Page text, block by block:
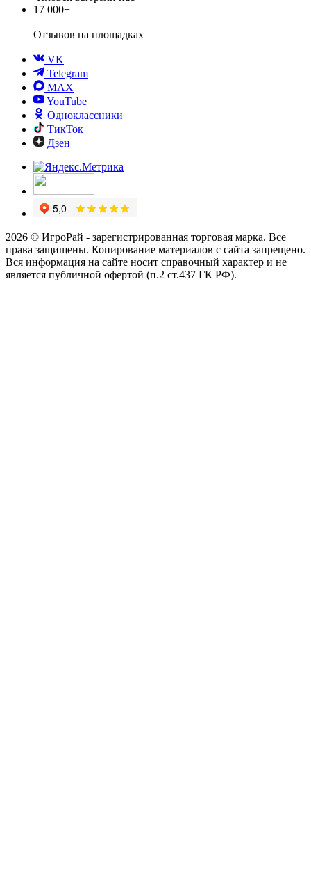
17 000+
Отзывов на площадках
VK
Telegram
MAX
YouTube
Одноклассники
ТикТок
Дзен
2026 © ИгроРай - зарегистрированная торговая марка. Все
права защищены. Копирование материалов с сайта запрещено.
Вся информация на сайте носит справочный характер и не
является публичной офертой (п.2 ст.437 ГК РФ).